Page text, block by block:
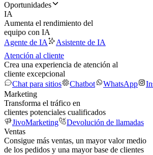
Oportunidades
IA
Aumenta el rendimiento del
equipo con IA
Agente de IA
Asistente de IA
Atención al cliente
Crea una experiencia de atención al
cliente excepcional
Chat para sitios
Chatbot WhatsApp
Marketing
Transforma el tráfico en
clientes potenciales cualificados
JivoMarketing
Devolución de llamadas
Ventas
Consigue más ventas, un mayor valor medio
de los pedidos y una mayor base de clientes